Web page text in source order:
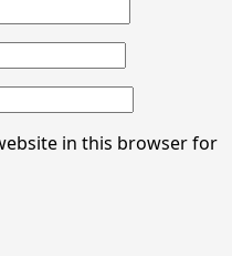
in this browser for